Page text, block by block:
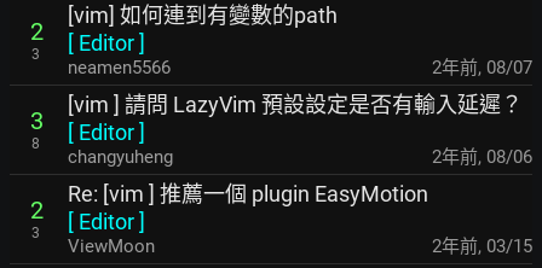
2
3
[vim] 如何連到有變數的path
[ Editor]
neamen5566 2年前, 08/07
3
8
[vim ] 請問 LazyVim 預設設定是否有輸入延遲？
[ Editor]
changyuheng 2年前, 08/06
2
3
Re: [vim ] 推薦一個 plugin EasyMotion
[ Editor]
ViewMoon 2年前, 03/15